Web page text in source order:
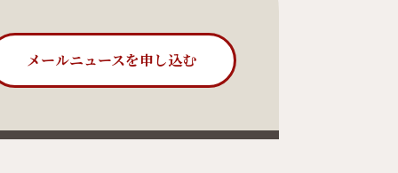
メールニュースを申し込む